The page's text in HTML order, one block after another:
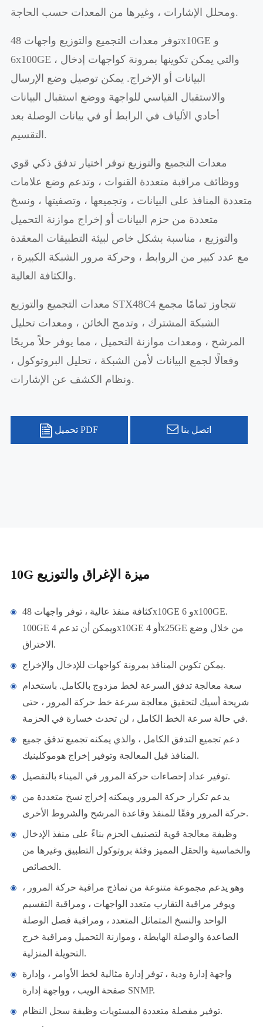
ومحلل الإشارات ، وغيرها من المعدات حسب الحاجة.
توفر معدات التجميع والتوزيع واجهات 48x10GE و
6x100GE ، والتي يمكن تكوينها بمرونة كواجهات إدخال
البيانات أو الإخراج. يمكن توصيل وضع الإرسال
والاستقبال القياسي للواجهة ووضع استقبال البيانات
أحادي الألياف في الرابط أو في بيانات الوصلة بعد
التقسيم.
معدات التجميع والتوزيع توفر اختيار تدفق ذكي قوي
ووظائف مراقبة متعددة القنوات ، وتدعم وضع علامات
متعددة المنافذ على البيانات ، وتجميعها ، وتصفيتها ، ونسخ
متعددة من حزم البيانات أو إخراج موازنة التحميل
والتوزيع ، مناسبة بشكل خاص لبيئة التطبيقات المعقدة
مع عدد كبير من الروابط ، وحركة مرور الشبكة الكبيرة ،
والكثافة العالية.
معدات التجميع والتوزيع STX48C4 تتجاوز تمامًا مجمع
الشبكة المشترك ، وتدمج الخائن ، ومعدات تحليل
المرشح ، ومعدات موازنة التحميل ، مما يوفر حلاً مريحًا
وفعالًا لجمع البيانات لأمن الشبكة ، تحليل البروتوكول ،
ونظام الكشف عن الإشارات.
تحميل PDF اتصل بنا
10G ميزة الإغراق والتوزيع
كثافة منفذ عالية ، توفر واجهات 48x10GE و 6x100GE.
100GE ويمكن أن تدعم 4x10GE أو 4x25GE من خلال وضع
الاختراق.
يمكن تكوين المنافذ بمرونة كواجهات للإدخال والإخراج.
سعة معالجة تدفق السرعة لخط مزدوج بالكامل. باستخدام
شريحة أسيك لتحقيق معالجة سرعة خط حركة المرور ، حتى
في حالة سرعة الخط الكامل ، لن تحدث خسارة في الحزمة.
دعم تجميع التدفق الكامل ، والذي يمكنه تجميع تدفق جميع
المنافذ قبل المعالجة وتوفير إخراج هوموكلينيك.
توفير عداد إحصاءات حركة المرور في الميناء بالتفصيل.
يدعم تكرار حركة المرور ويمكنه إخراج نسخ متعددة من
حركة المرور وفقًا للمنفذ وقاعدة المرشح والشروط الأخرى.
وظيفة معالجة قوية لتصنيف الحزم بناءً على منفذ الإدخال
والخماسية والحقل المميز وفئة بروتوكول التطبيق وغيرها من
الخصائص.
وهو يدعم مجموعة متنوعة من نماذج مراقبة حركة المرور ،
ويوفر مراقبة التقارب متعدد الواجهات ، ومراقبة التقسيم
الواحد والنسخ المتماثل المتعدد ، ومراقبة فصل الوصلة
الصاعدة والوصلة الهابطة ، وموازنة التحميل ومراقبة خرج
التحويلة المنزلية.
واجهة إدارة ودية ، توفر إدارة مثالية لخط الأوامر ، وإدارة
صفحة الويب ، وواجهة إدارة SNMP.
توفير مفصلة متعددة المستويات وظيفة سجل النظام.